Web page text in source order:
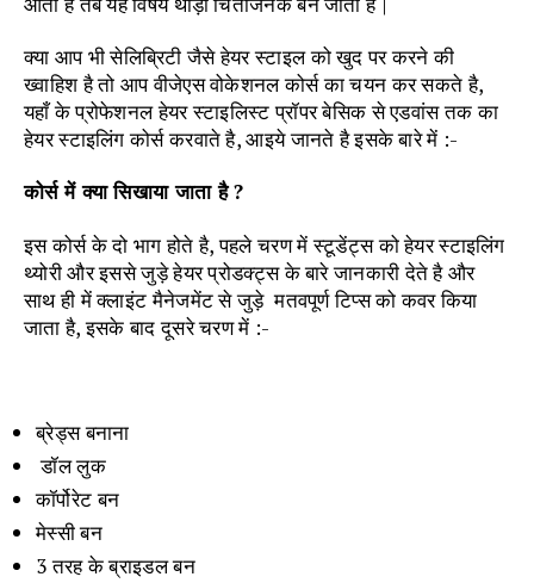
क्या आप भी सेलिब्रिटी जैसे हेयर स्टाइल को खुद पर करने की
ख्वाहिश है तो आप वीजेएस वोकेशनल कोर्स का चयन कर सकते है,
यहाँ के प्रोफेशनल हेयर स्टाइलिस्ट प्रॉपर बेसिक से एडवांस तक का
हेयर स्टाइलिंग कोर्स करवाते है, आइये जानते है इसके बारे में :-
कोर्स में क्या सिखाया जाता है ?
इस कोर्स के दो भाग होते है, पहले चरण में स्टूडेंट्स को हेयर स्टाइलिंग
थ्योरी और इससे जुड़े हेयर प्रोडक्ट्स के बारे जानकारी देते है और
साथ ही में क्लाइंट मैनेजमेंट से जुड़े मतवपूर्ण टिप्स को कवर किया
जाता है, इसके बाद दूसरे चरण में :-
ब्रेड्स बनाना
डॉल लुक
कॉर्पोरेट बन
मेस्सी बन
3 तरह के ब्राइडल बन